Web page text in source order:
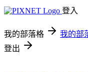
登入
我的部落格 我的部
登出